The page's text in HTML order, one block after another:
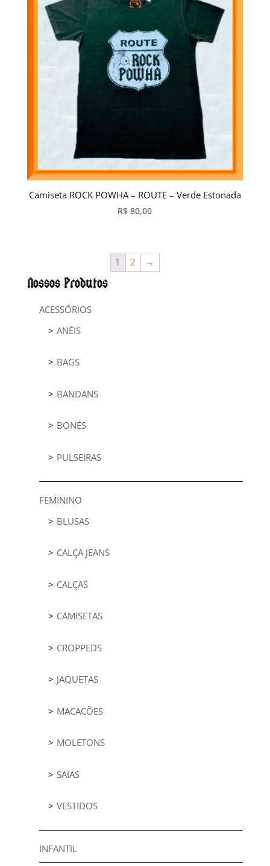
Camiseta ROCK POWHA – ROUTE – Verde Estonada
R$ 80,00
1 2 →
Nossos Produtos
ACESSÓRIOS
ANÉIS
BAGS
BANDANS
BONÉS
PULSEIRAS
FEMININO
BLUSAS
CALÇA JEANS
CALÇAS
CAMISETAS
CROPPEDS
JAQUETAS
MACACÕES
MOLETONS
SAIAS
VESTIDOS
INFANTIL